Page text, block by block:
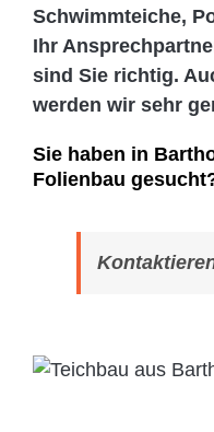
Schwimmteiche,
Ihr
sind Sie richtig.
werden wir sehr
Sie haben in
Folienbau